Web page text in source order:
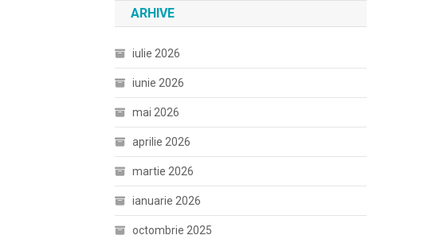
ARHIVE
iulie 2026
iunie 2026
mai 2026
aprilie 2026
martie 2026
ianuarie 2026
octombrie 2025